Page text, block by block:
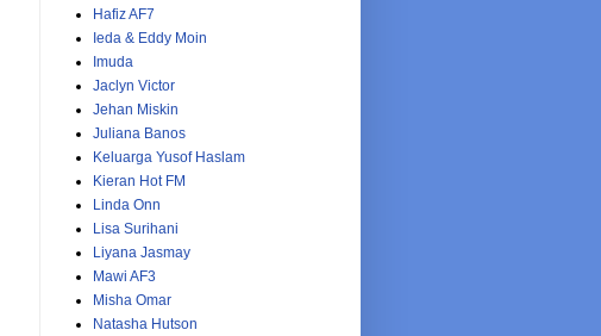
Hafiz AF7
Ieda & Eddy Moin
Imuda
Jaclyn Victor
Jehan Miskin
Juliana Banos
Keluarga Yusof Haslam
Kieran Hot FM
Linda Onn
Lisa Surihani
Liyana Jasmay
Mawi AF3
Misha Omar
Natasha Hutson